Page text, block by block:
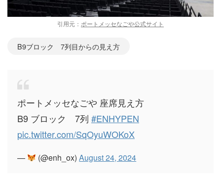
引用元： ポートメッセなごや公式サイト
B9ブロック 7列目からの見え方
ポートメッセなごや 座席見え方
B9 ブロック 7列 #ENHYPEN
pic.twitter.com/SqOyuWOKoX
— (@enh_ox)August 24, 2024